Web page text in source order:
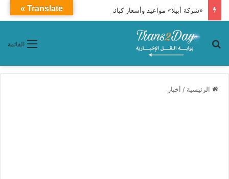
«شركة أبيلا» مواعيد وأسعار كبائن قطار النوم 86 «القاهرة ـ أسوان»
القائمة بحث عن
الرئيسية / أخبار
Translate »